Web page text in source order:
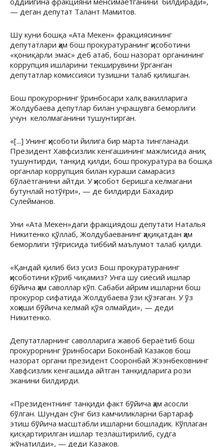
— деган депутат Талант Мамитов.
Шу куни бошқа «Ата Мекен» фракциясининг
депутатлари ҳам бош прокуратуранинг ҳисоботини
«қониқарли эмас» деб атаб, бош назорат органининг
коррупция ишларини текширувини ўрганган
депутатлар комиссияси тузишни талаб қилишган.
Бош прокурорнинг ўринбосари халқ вакилларига
Жолдубаева депутлар билан учрашувга беморлиги
учун келолмаганини тушунтирган.
«[...] Унинг ҳисоботи йилига бир марта тингланади.
Президент Хавфсизлик кенгашининг мажлисида аниқ
тушунтирди, танқид қилди, бош прокуратура ва бошқа
органлар коррупция билан кураши самарасиз
бўлаётганини айтди. У ҳисобот беришга келмагани
бутунлай нотўғри», — де билдирди Бахадир
Сулейманов.
Уни «Ата Мекен»даги фракциядош депутати Наталья
Никитенко қўллаб, Жолдубаеванинг ҳақиқатдан ҳам
беморлиги тўғрисида тиббий маълумот талаб қилди.
«Қандай қилиб биз усиз Бош прокуратуранинг
ҳисоботини кўриб чиқамиз? Унга шу сиёсий ишлар
бўйича ҳам саволлар кўп. Сабаби айрим ишларни бош
прокурор сифатида Жолдубаева ўзи қўзғаган. У ўз
хоҳиши бўйича келмай қўя олмайди», — деди
Никитенко.
Депутатларнинг саволларига жавоб бераётиб бош
прокурорнинг ўринбосари Боконбай Казаков бош
назорат органи президент Сооронбай Жээнбековнинг
Хавфсизлик кенгашида айтган танқидларига рози
эканини билдирди.
«Президентнинг танқиди факт бўйича ҳам асосли
бўлган. Шундан сўнг биз камчиликларни бартараф
этиш бўйича масштабли ишларни бошладик. Кўплаган
қисқартирилган ишлар тезлаштирилиб, судга
жўнатилди», — деди Казаков.